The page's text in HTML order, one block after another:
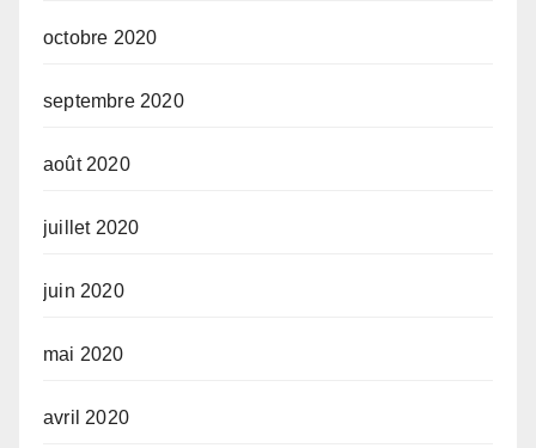
octobre 2020
septembre 2020
août 2020
juillet 2020
juin 2020
mai 2020
avril 2020